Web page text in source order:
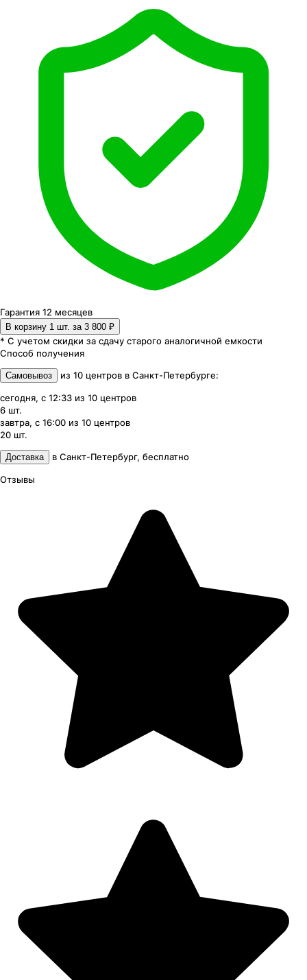
Гарантия 12 месяцев
В корзину 1 шт. за 3 800 ₽
* С учетом скидки за сдачу старого аналогичной емкости
Способ получения
Самовывоз из 10 центров в Санкт-Петербурге:
сегодня, с 12:33 из 10 центров
6 шт.
завтра, с 16:00 из 10 центров
20 шт.
Доставка в Санкт-Петербург, бесплатно
Отзывы